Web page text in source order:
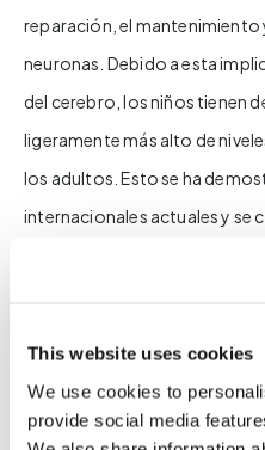
This website uses cookies
We use cookies to
provide social media
reparación, el mantenimiento
neuronas. Debido a esta
del cerebro, los niños tienen
ligeramente más alto de
los adultos. Esto se ha
internacionales actuales y se
la base de datos de Zinzino,
TOTAL DE OMEGA-6